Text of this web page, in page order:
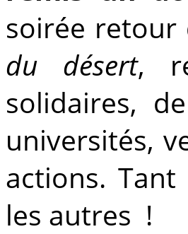
soirée retour
du désert,
solidaires,
universités,
actions.
les autres !